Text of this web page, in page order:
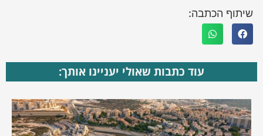
שיתוף הכתבה:
עוד כתבות שאולי יעניינו אותך: